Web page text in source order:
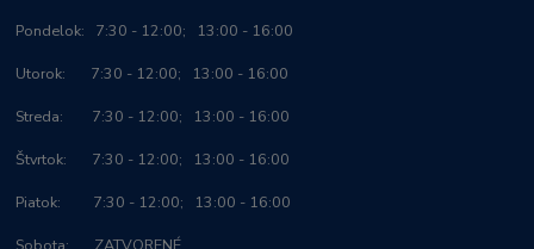
Pondelok: 7:30 - 12:00; 13:00 - 16:00
Utorok: 7:30 - 12:00; 13:00 - 16:00
Streda: 7:30 - 12:00; 13:00 - 16:00
Štvrtok: 7:30 - 12:00; 13:00 - 16:00
Piatok: 7:30 - 12:00; 13:00 - 16:00
Sobota: ZATVORENÉ